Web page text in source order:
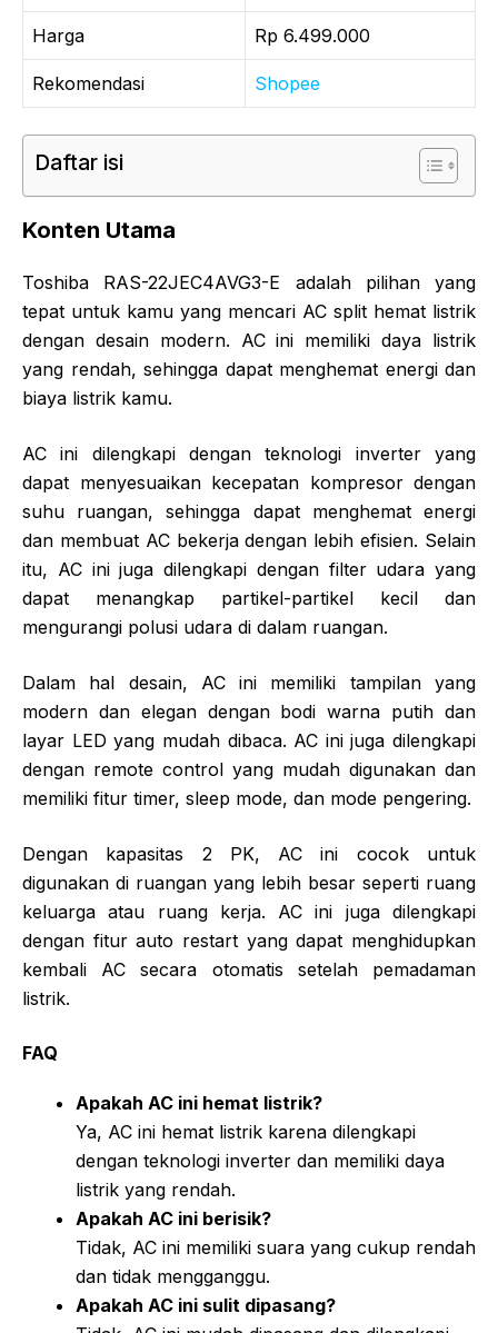
Harga Rp 6.499.000
Rekomendasi Shopee
Daftar isi
Konten Utama
Toshiba RAS-22JEC4AVG3-E adalah pilihan yang
tepat untuk kamu yang mencari AC split hemat listrik
dengan desain modern. AC ini memiliki daya listrik
yang rendah, sehingga dapat menghemat energi dan
biaya listrik kamu.
AC ini dilengkapi dengan teknologi inverter yang
dapat menyesuaikan kecepatan kompresor dengan
suhu ruangan, sehingga dapat menghemat energi
dan membuat AC bekerja dengan lebih efisien. Selain
itu, AC ini juga dilengkapi dengan filter udara yang
dapat menangkap partikel-partikel kecil dan
mengurangi polusi udara di dalam ruangan.
Dalam hal desain, AC ini memiliki tampilan yang
modern dan elegan dengan bodi warna putih dan
layar LED yang mudah dibaca. AC ini juga dilengkapi
dengan remote control yang mudah digunakan dan
memiliki fitur timer, sleep mode, dan mode pengering.
Dengan kapasitas 2 PK, AC ini cocok untuk
digunakan di ruangan yang lebih besar seperti ruang
keluarga atau ruang kerja. AC ini juga dilengkapi
dengan fitur auto restart yang dapat menghidupkan
kembali AC secara otomatis setelah pemadaman
listrik.
FAQ
Apakah AC ini hemat listrik?
Ya, AC ini hemat listrik karena dilengkapi
dengan teknologi inverter dan memiliki daya
listrik yang rendah.
Apakah AC ini berisik?
Tidak, AC ini memiliki suara yang cukup rendah
dan tidak mengganggu.
Apakah AC ini sulit dipasang?